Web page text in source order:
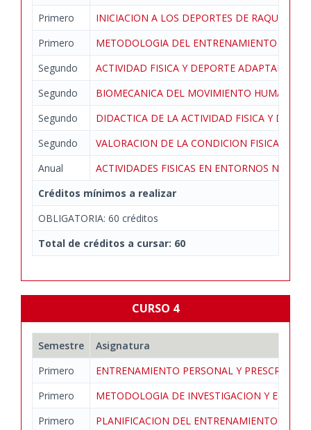
Primero
INICIACION A LOS DEPORTES DE RAQUETA
Primero
METODOLOGIA DEL ENTRENAMIENTO
Segundo
ACTIVIDAD FISICA Y DEPORTE ADAPTADO
Segundo
BIOMECANICA DEL MOVIMIENTO HUMANO
Segundo
DIDACTICA DE LA ACTIVIDAD FISICA Y DEL
Segundo
VALORACION DE LA CONDICION FISICA
Anual
ACTIVIDADES FISICAS EN ENTORNOS
Créditos mínimos a realizar
OBLIGATORIA: 60 créditos
Total de créditos a cursar: 60
CURSO 4
Semestre
Asignatura
Primero
ENTRENAMIENTO PERSONAL Y
Primero
METODOLOGIA DE INVESTIGACION Y
Primero
PLANIFICACION DEL ENTRENAMIENTO